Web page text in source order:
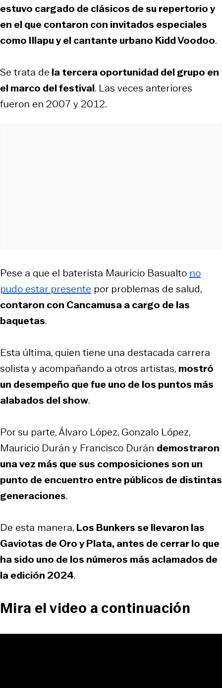
estuvo cargado de clásicos de su repertorio y
en el que contaron con invitados especiales
como Illapu y el cantante urbano Kidd Voodoo.
Se trata de la tercera oportunidad del grupo en
el marco del festival. Las veces anteriores
fueron en 2007 y 2012.
Pese a que el baterista Mauricio Basualto no
pudo estar presente por problemas de salud,
contaron con Cancamusa a cargo de las
baquetas.
Esta última, quien tiene una destacada carrera
solista y acompañando a otros artistas, mostró
un desempeño que fue uno de los puntos más
alabados del show.
Por su parte, Álvaro López, Gonzalo López,
Mauricio Durán y Francisco Durán demostraron
una vez más que sus composiciones son un
punto de encuentro entre públicos de distintas
generaciones.
De esta manera, Los Bunkers se llevaron las
Gaviotas de Oro y Plata, antes de cerrar lo que
ha sido uno de los números más aclamados de
la edición 2024.
Mira el video a continuación